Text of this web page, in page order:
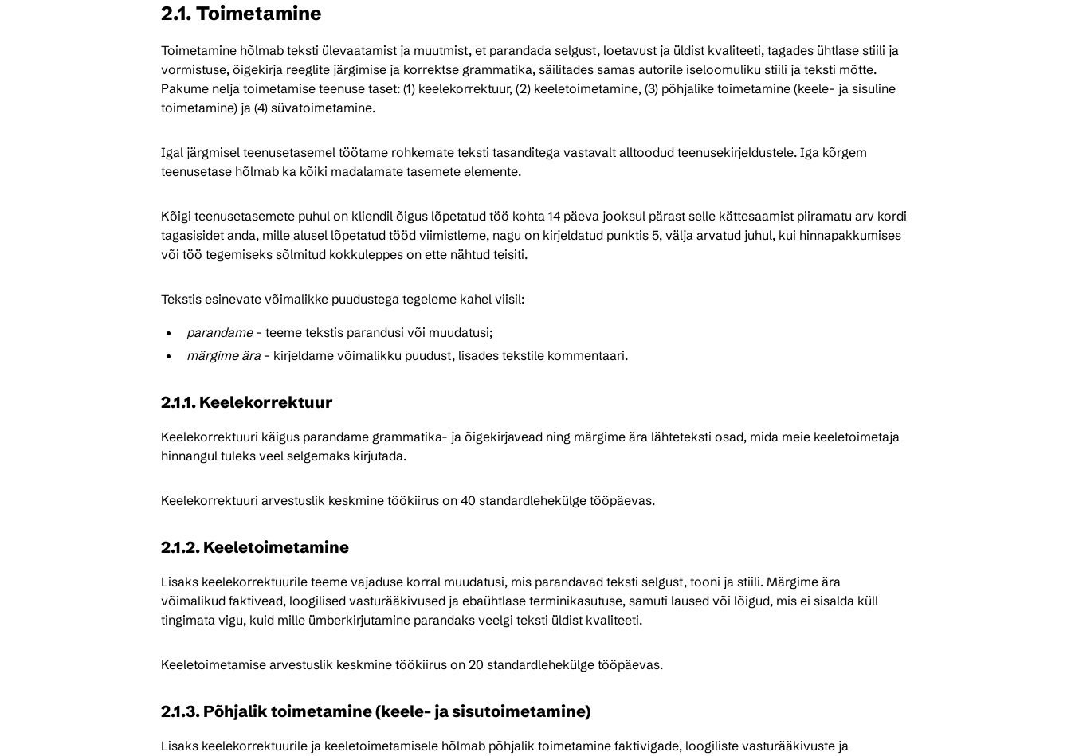
2.1. Toimetamine
Toimetamine hõlmab teksti ülevaatamist ja muutmist, et parandada selgust, loetavust ja üldist kvaliteeti, tagades ühtlase stiili ja
vormistuse, õigekirja reeglite järgimise ja korrektse grammatika, säilitades samas autorile iseloomuliku stiili ja teksti mõtte.
Pakume nelja toimetamise teenuse taset: (1) keelekorrektuur, (2) keeletoimetamine, (3) põhjalike toimetamine (keele- ja sisuline
toimetamine) ja (4) süvatoimetamine.
Igal järgmisel teenusetasemel töötame rohkemate teksti tasanditega vastavalt alltoodud teenusekirjeldustele. Iga kõrgem
teenusetase hõlmab ka kõiki madalamate tasemete elemente.
Kõigi teenusetasemete puhul on kliendil õigus lõpetatud töö kohta 14 päeva jooksul pärast selle kättesaamist piiramatu arv kordi
tagasisidet anda, mille alusel lõpetatud tööd viimistleme, nagu on kirjeldatud punktis 5, välja arvatud juhul, kui hinnapakkumises
või töö tegemiseks sõlmitud kokkuleppes on ette nähtud teisiti.
Tekstis esinevate võimalikke puudustega tegeleme kahel viisil:
parandame – teeme tekstis parandusi või muudatusi;
märgime ära – kirjeldame võimalikku puudust, lisades tekstile kommentaari.
2.1.1. Keelekorrektuur
Keelekorrektuuri käigus parandame grammatika- ja õigekirjavead ning märgime ära lähteteksti osad, mida meie keeletoimetaja
hinnangul tuleks veel selgemaks kirjutada.
Keelekorrektuuri arvestuslik keskmine töökiirus on 40 standardlehekülge tööpäevas.
2.1.2. Keeletoimetamine
Lisaks keelekorrektuurile teeme vajaduse korral muudatusi, mis parandavad teksti selgust, tooni ja stiili. Märgime ära
võimalikud faktivead, loogilised vasturääkivused ja ebaühtlase terminikasutuse, samuti laused või lõigud, mis ei sisalda küll
tingimata vigu, kuid mille ümberkirjutamine parandaks veelgi teksti üldist kvaliteeti.
Keeletoimetamise arvestuslik keskmine töökiirus on 20 standardlehekülge tööpäevas.
2.1.3. Põhjalik toimetamine (keele- ja sisutoimetamine)
Lisaks keelekorrektuurile ja keeletoimetamisele hõlmab põhjalik toimetamine faktivigade, loogiliste vasturääkivuste ja